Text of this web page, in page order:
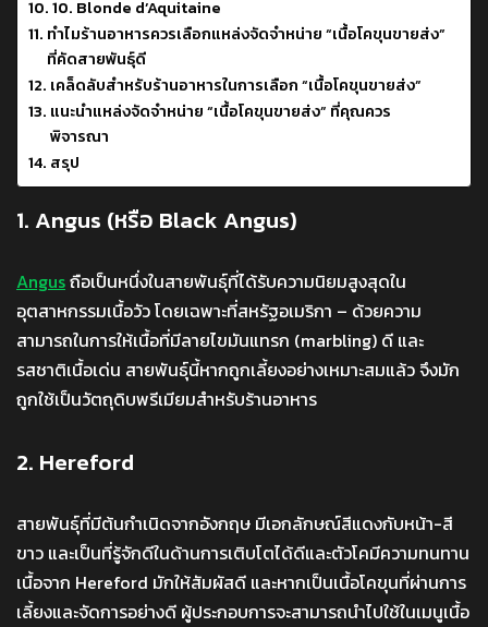
10. Blonde d’Aquitaine
ทำไมร้านอาหารควรเลือกแหล่งจัดจำหน่าย “เนื้อโคขุนขายส่ง”
ที่คัดสายพันธุ์ดี
เคล็ดลับสำหรับร้านอาหารในการเลือก “เนื้อโคขุนขายส่ง”
แนะนำแหล่งจัดจำหน่าย “เนื้อโคขุนขายส่ง” ที่คุณควร
พิจารณา
สรุป
1. Angus (หรือ Black Angus)
Angusถือเป็นหนึ่งในสายพันธุ์ที่ได้รับความนิยมสูงสุดใน
อุตสาหกรรมเนื้อวัว โดยเฉพาะที่สหรัฐอเมริกา – ด้วยความ
สามารถในการให้เนื้อที่มีลายไขมันแทรก (marbling) ดี และ
รสชาติเนื้อเด่น สายพันธุ์นี้หากถูกเลี้ยงอย่างเหมาะสมแล้ว จึงมัก
ถูกใช้เป็นวัตถุดิบพรีเมียมสำหรับร้านอาหาร
2. Hereford
สายพันธุ์ที่มีต้นกำเนิดจากอังกฤษ มีเอกลักษณ์สีแดงกับหน้า-สี
ขาว และเป็นที่รู้จักดีในด้านการเติบโตได้ดีและตัวโคมีความทนทาน
เนื้อจาก Hereford มักให้สัมผัสดี และหากเป็นเนื้อโคขุนที่ผ่านการ
เลี้ยงและจัดการอย่างดี ผู้ประกอบการจะสามารถนำไปใช้ในเมนูเนื้อ